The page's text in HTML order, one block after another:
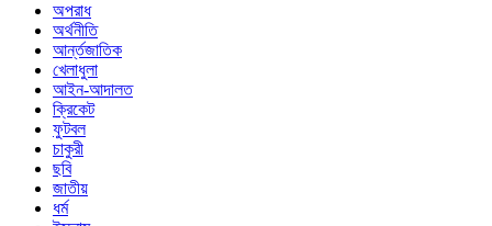
অপরাধ
অর্থনীতি
আর্ন্তজাতিক
খেলাধুলা
আইন-আদালত
ক্রিকেট
ফুটবল
চাকুরী
ছবি
জাতীয়
ধর্ম